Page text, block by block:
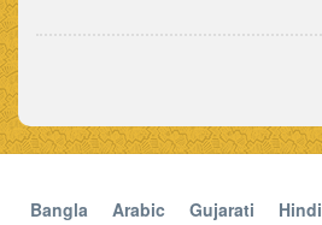
Bangla Arabic Gujarati Hindi